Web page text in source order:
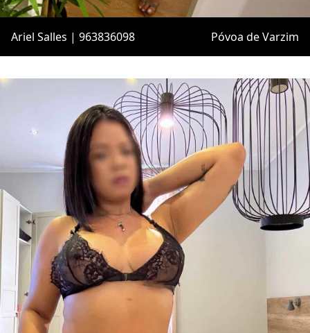
Ariel Salles | 963836098 Póvoa de Varzim